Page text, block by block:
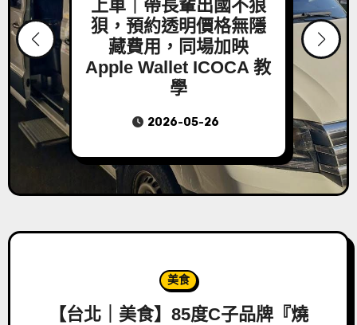
粉紅超跑磁浮小夜燈藍
牙喇叭｜磁浮科技＋藍
牙音響，一機打造沉浸
氛圍，重現白沙屯進香
律動的療癒神器
2026-04-24
美食
【台北｜美食】85度C子品牌『燒